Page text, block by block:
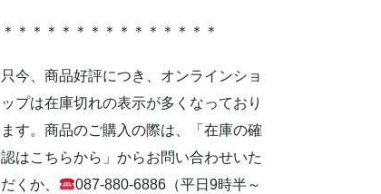
＊＊＊＊＊＊＊＊＊＊＊＊＊＊＊
只今、商品好評につき、オンラインショ
ップは在庫切れの表示が多くなっており
ます。商品のご購入の際は、「在庫の確
認はこちらから」からお問い合わせいた
だくか、
087-880-6886（平日9時半～